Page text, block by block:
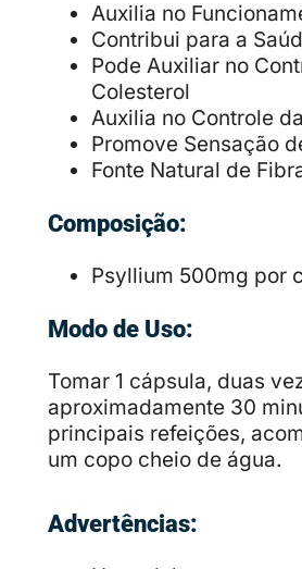
Auxilia no
Contribui para a
Pode Auxiliar no
Colesterol
Auxilia no Controle
Promove Sensação
Fonte Natural de
Composição:
Psyllium 500mg por
Modo de Uso:
Tomar 1 cápsula, duas
aproximadamente 30
principais refeições,
um copo cheio de água.
Advertências: